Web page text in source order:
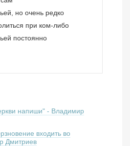
но очень редко
при ком-либо
постоянно
напиши" - Владимир
входить во
Дмитриев